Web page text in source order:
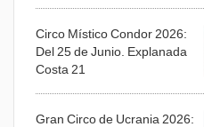
Circo Místico Condor 2026:
Del 25 de Junio. Explanada
Costa 21
Gran Circo de Ucrania 2026: